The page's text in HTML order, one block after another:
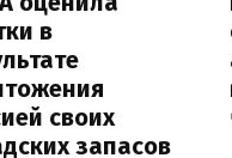
в
своих
запасов